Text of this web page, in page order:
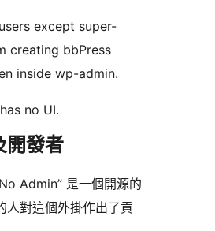
except super-
creating bbPress
inside wp-admin.
no UI.
開發者
Admin” 是一個開源的
人對這個外掛作出了貢